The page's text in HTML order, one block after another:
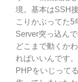
境。基本はSSH
こりかぶってた5
Server突っ込ん
どこまで動くか
ればいいんです
PHPをいじって